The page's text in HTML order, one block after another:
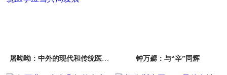
屠呦呦：中外的现代和传统医学
钟万勰：与“辛”同辉